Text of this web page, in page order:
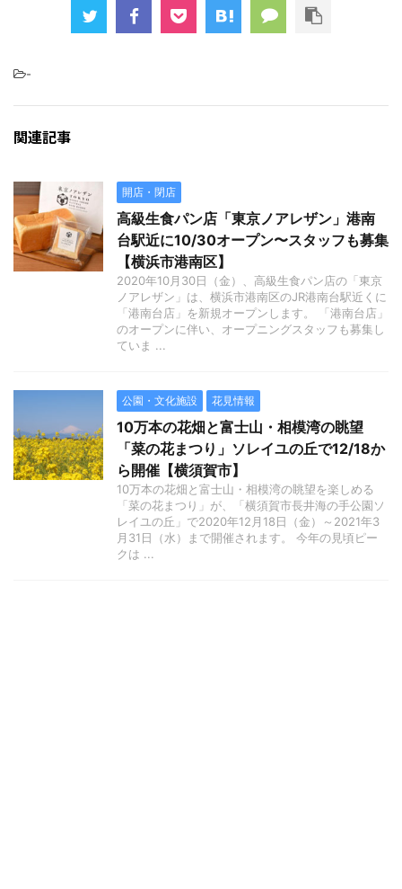
-
関連記事
開店・閉店
高級生食パン店「東京ノアレザン」港南
台駅近に10/30オープン〜スタッフも募集
【横浜市港南区】
2020年10月30日（金）、高級生食パン店の「東京
ノアレザン」は、横浜市港南区のJR港南台駅近くに
「港南台店」を新規オープンします。 「港南台店」
のオープンに伴い、オープニングスタッフも募集し
ていま ...
公園・文化施設 花見情報
10万本の花畑と富士山・相模湾の眺望
「菜の花まつり」ソレイユの丘で12/18か
ら開催【横須賀市】
10万本の花畑と富士山・相模湾の眺望を楽しめる
「菜の花まつり」が、「横須賀市長井海の手公園ソ
レイユの丘」で2020年12月18日（金）～2021年3
月31日（水）まで開催されます。 今年の見頃ピー
クは ...